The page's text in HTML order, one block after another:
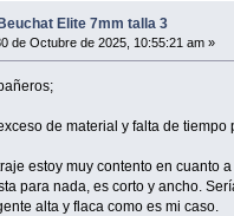
Elite 7mm talla 3
de Octubre de 2025, 10:55:21 am »
de material y falta de
estoy muy contento en cuanto
para nada, es corto y ancho.
alta y flaca como es mi caso.